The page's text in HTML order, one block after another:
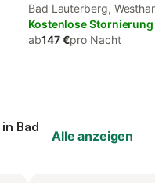
Bad Lauterberg,
Kostenlose Stornierung
ab147 €pro Nacht
Bad
Alle anzeigen